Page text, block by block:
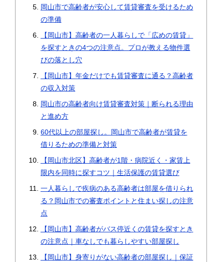
岡山市で高齢者が安心して賃貸審査を受けるため
の準備
【岡山市】高齢者の一人暮らしで「広めの賃貸」
を探すときの4つの注意点。プロが教える物件選
びの落とし穴
【岡山市】年金だけでも賃貸審査に通る？高齢者
の収入対策
岡山市の高齢者向け賃貸審査対策｜断られる理由
と進め方
60代以上の部屋探し。岡山市で高齢者が賃貸を
借りるための準備と対策
【岡山市北区】高齢者が1階・病院近く・家賃上
限内を同時に探すコツ｜生活保護の賃貸選び
一人暮らしで疾病のある高齢者は部屋を借りられ
る？岡山市での審査ポイントと住まい探しの注意
点
【岡山市】高齢者がバス停近くの賃貸を探すとき
の注意点｜車なしでも暮らしやすい部屋探し
【岡山市】身寄りがない高齢者の部屋探し｜保証